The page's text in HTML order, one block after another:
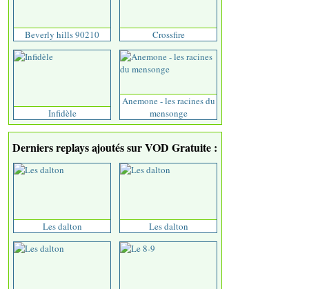
Beverly hills 90210 Crossfire
Infidèle
Anemone - les racines du
mensonge
Derniers replays ajoutés sur VOD Gratuite :
Les dalton Les dalton